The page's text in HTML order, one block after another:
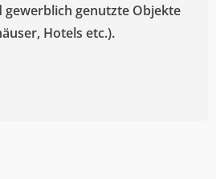
genutzte Objekte
Hotels etc.).